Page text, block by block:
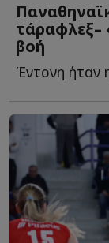
τάραφλεξ–
βοή